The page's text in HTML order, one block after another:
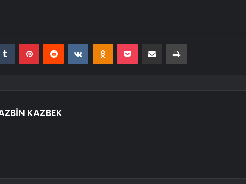
Tumblr PinterestReddit VKontakteOdnoklassniki
Pocket E-Posta ile paylaş Yazdır
KAZBEK